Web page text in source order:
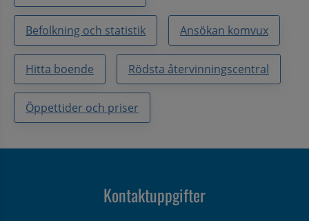
Befolkning och statistik Ansökan komvux
Hitta boende Rödsta återvinningscentral
Öppettider och priser
Kontaktuppgifter